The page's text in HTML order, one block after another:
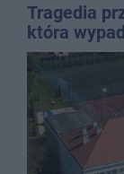
Tragedia
która